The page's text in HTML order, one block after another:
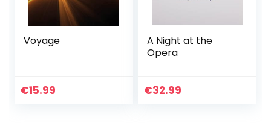
Voyage
€15.99
A Night at the
Opera
€32.99